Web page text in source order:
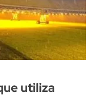
utiliza